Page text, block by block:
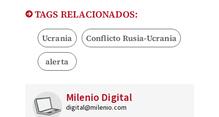
TAGS RELACIONADOS:
Ucrania Conflicto Rusia-Ucrania
alerta
Milenio Digital
digital@milenio.com